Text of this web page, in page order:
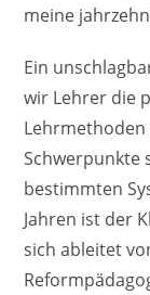
meine
Ein
wir Lehrer die
Schwerpunkte
bestimmten
Jahren ist der
sich ableitet